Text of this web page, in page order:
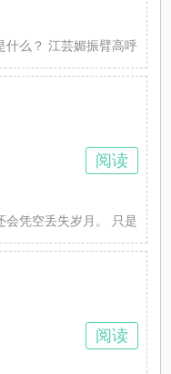
什么？ 江芸媚振臂高呼：
会凭空丢失岁月。 只是大
阅读
阅读